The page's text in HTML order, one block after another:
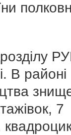
В районі
7